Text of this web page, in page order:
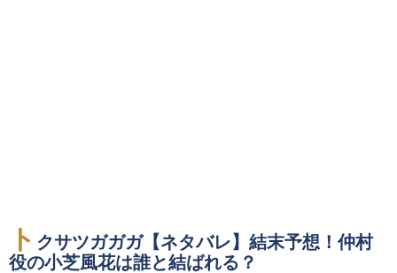
ト クサツガガガ【ネタバレ】結末予想！仲村
役の小芝風花は誰と結ばれる？